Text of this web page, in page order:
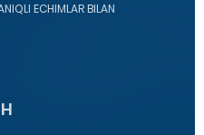
ECHIMLAR BILAN